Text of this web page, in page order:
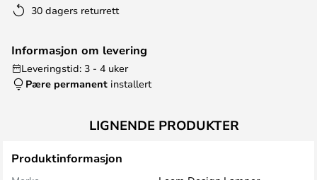
30 dagers returrett
Informasjon om levering
Leveringstid: 3 - 4 uker
Pære permanent installert
LIGNENDE PRODUKTER
Produktinformasjon